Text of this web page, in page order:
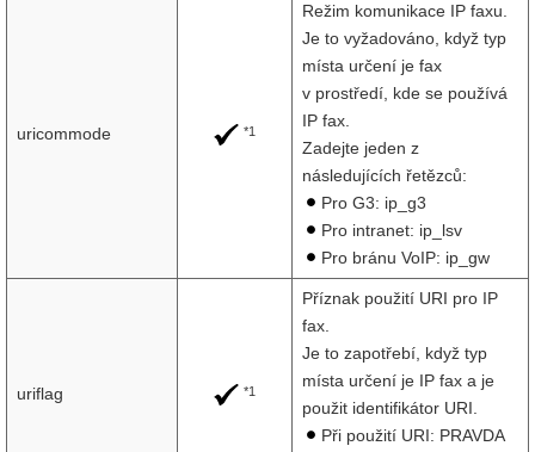
uricommode *1
Režim komunikace IP faxu.
Je to vyžadováno, když typ
místa určení je fax
v prostředí, kde se používá
IP fax.
Zadejte jeden z
následujících řetězců:
Pro G3: ip_g3
Pro intranet: ip_lsv
Pro bránu VoIP: ip_gw
uriflag *1
Příznak použití URI pro IP
fax.
Je to zapotřebí, když typ
místa určení je IP fax a je
použit identifikátor URI.
Při použití URI: PRAVDA